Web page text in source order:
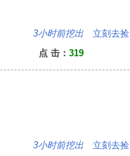
3小时前挖出 立刻去捡
点 击： 319
3小时前挖出 立刻去捡